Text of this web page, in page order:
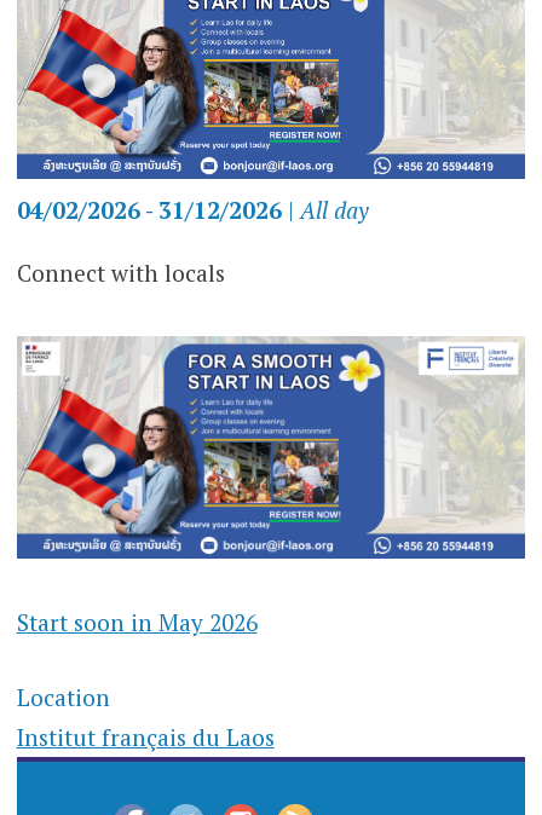
04/02/2026 - 31/12/2026|All day
Connect with locals
Start soon in May 2026
Location
Institut français du Laos